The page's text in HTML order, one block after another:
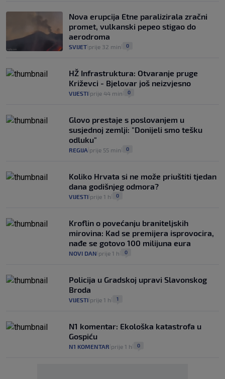
Nova erupcija Etne paralizirala zračni
promet, vulkanski pepeo stigao do
aerodroma
SVIJET prije 32 min 0
HŽ Infrastruktura: Otvaranje pruge
Križevci - Bjelovar još neizvjesno
VIJESTI prije 44 min 0
Glovo prestaje s poslovanjem u
susjednoj zemlji: "Donijeli smo tešku
odluku"
REGIJA prije 55 min 0
Koliko Hrvata si ne može priuštiti tjedan
dana godišnjeg odmora?
VIJESTI prije 1 h 0
Kroflin o povećanju braniteljskih
mirovina: Kad se premijera isprovocira,
nađe se gotovo 100 milijuna eura
NOVI DAN prije 1 h 0
Policija u Gradskoj upravi Slavonskog
Broda
VIJESTI prije 1 h 1
N1 komentar: Ekološka katastrofa u
Gospiću
N1 KOMENTAR prije 1 h 0